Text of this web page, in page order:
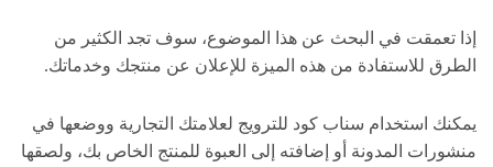
إذا تعمقت في البحث عن هذا الموضوع، سوف تجد الكثير من
الطرق للاستفادة من هذه الميزة للإعلان عن منتجك وخدماتك.
يمكنك استخدام سناب كود للترويج لعلامتك التجارية ووضعها في
منشورات المدونة أو إضافته إلى العبوة للمنتج الخاص بك، ولصقها